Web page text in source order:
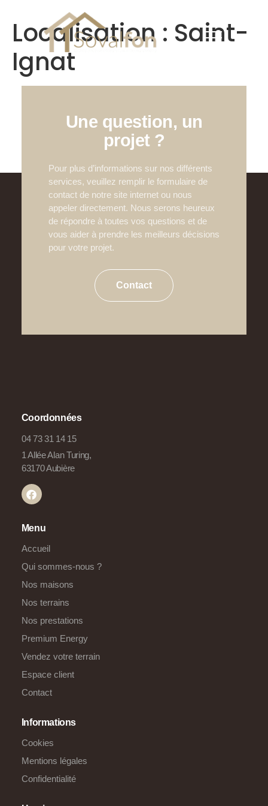
Localisation : Saint-
Ignat
Une question, un
projet ?
Pour plus d’informations sur nos différents
services, veuillez remplir le formulaire de
contact de notre site internet ou nous
appeler directement. Nous serons heureux
de répondre à toutes vos questions et de
vous aider à prendre les meilleurs décisions
pour votre projet.
Contact
Coordonnées
04 73 31 14 15
1 Allée Alan Turing,
63170 Aubière
Menu
Accueil
Qui sommes-nous ?
Nos maisons
Nos terrains
Nos prestations
Premium Energy
Vendez votre terrain
Espace client
Contact
Informations
Cookies
Mentions légales
Confidentialité